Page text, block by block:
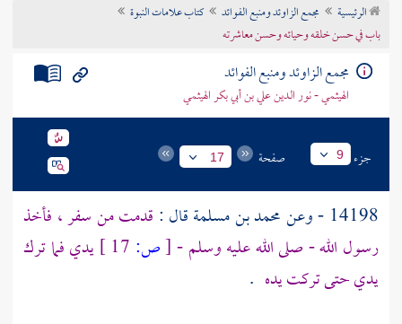
تراجم الأعلام
الرئيسية مجمع الزاوئد ومنبع الفوائد
كتاب علامات النبوة
باب في حسن خلقه وحيائه وحسن معاشرته
مجمع الزاوئد ومنبع الفوائد
الهيثمي - نور الدين علي بن أبي بكر الهيثمي
جزء 9 صفحة 17
14198 - وعن محمد بن مسلمةقال : قدمت من سفر ، فأخذ
رسول الله - صلى الله عليه وسلم -[ص:
يدي فما ترك
يدي حتى تركت يده .